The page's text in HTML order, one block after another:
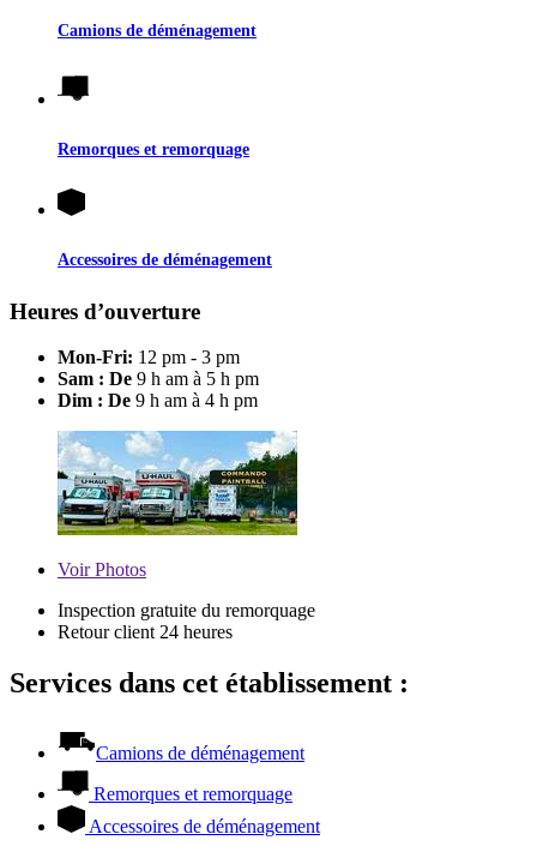
Camions de déménagement
Remorques et remorquage
Accessoires de déménagement
Heures d’ouverture
Mon-Fri: 12 pm - 3 pm
Sam : De 9 h am à 5 h pm
Dim : De 9 h am à 4 h pm
VoirPhotos
Inspection gratuite du remorquage
Retour client 24 heures
Services dans cet établissement :
Camions de déménagement
Remorques et remorquage
Accessoires de déménagement